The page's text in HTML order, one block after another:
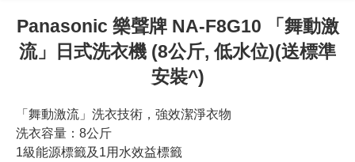
Panasonic 樂聲牌 NA-F8G10 「舞動激
流」日式洗衣機 (8公斤, 低水位)(送標準
安裝^)
「舞動激流」洗衣技術，強效潔淨衣物
洗衣容量：8公斤
1級能源標籤及1用水效益標籤